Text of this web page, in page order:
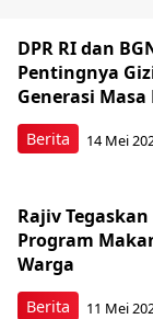
Berita
DPR RI dan
Pentingnya
Generasi Masa
14 Mei
Berita
Rajiv
Program
Warga
11 Mei